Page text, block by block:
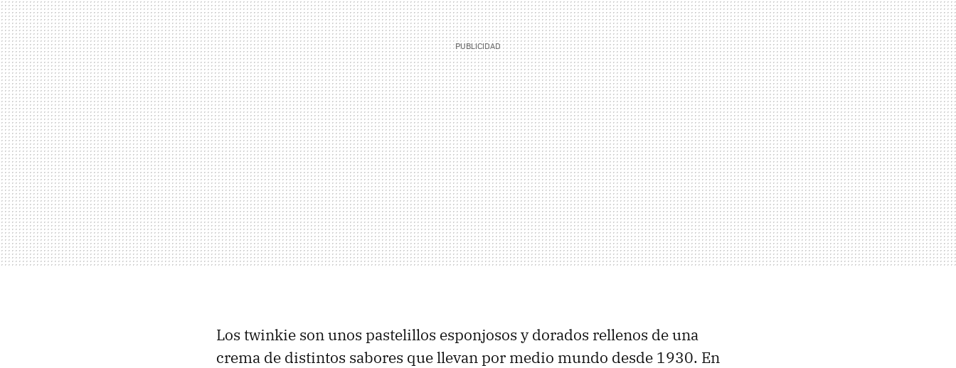
Los twinkie son unos pastelillos esponjosos y dorados rellenos de una
crema de distintos sabores que llevan por medio mundo desde 1930. En